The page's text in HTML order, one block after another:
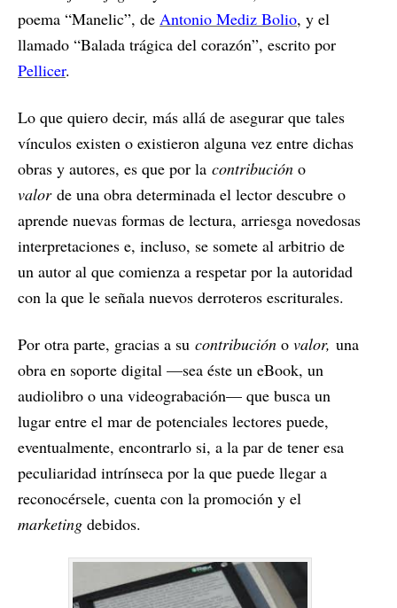
poema “Manelic”, de Antonio Mediz Bolio, y el
llamado “Balada trágica del corazón”, escrito por
Pellicer.
Lo que quiero decir, más allá de asegurar que tales
vínculos existen o existieron alguna vez entre dichas
obras y autores, es que por la contribución o
valor de una obra determinada el lector descubre o
aprende nuevas formas de lectura, arriesga novedosas
interpretaciones e, incluso, se somete al arbitrio de
un autor al que comienza a respetar por la autoridad
con la que le señala nuevos derroteros escriturales.
Por otra parte, gracias a su contribución o valor, una
obra en soporte digital —sea éste un eBook, un
audiolibro o una videograbación— que busca un
lugar entre el mar de potenciales lectores puede,
eventualmente, encontrarlo si, a la par de tener esa
peculiaridad intrínseca por la que puede llegar a
reconocérsele, cuenta con la promoción y el
marketing debidos.